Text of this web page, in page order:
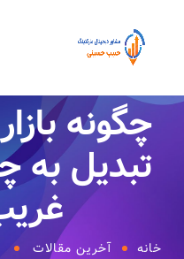
چگونه
تبدیل به
خانه آخرین مقالات